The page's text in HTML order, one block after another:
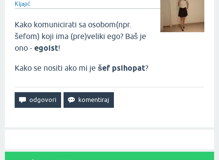
Kljajić
Kako komunicirati sa osobom(npr.
šefom) koji ima (pre)veliki ego? Baš je
ono - egoist!
Kako se nositi ako mi je šef psihopat?